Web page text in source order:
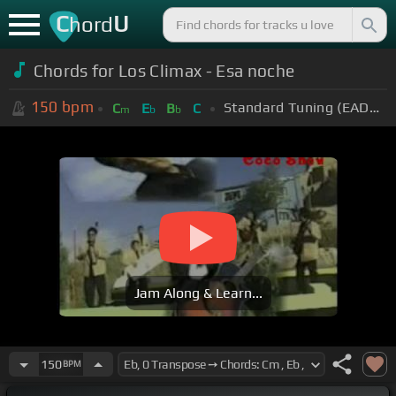
ChordU
Chords for Los Climax - Esa noche
150 bpm Cm Eb Bb C Standard Tuning (EADGBE)
Jam Along & Learn...
150BPM